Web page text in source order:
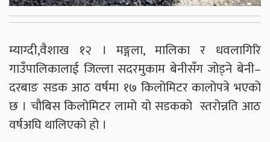
म्याग्दी,वैशाख १२ । मङ्गला, मालिका र धवलागिरि
गाउँपालिकालाई जिल्ला सदरमुकाम बेनीसँग जोड्ने बेनी–
दरबाङ सडक आठ वर्षमा १७ किलोमिटर कालोपत्रे भएको
छ । चौबिस किलोमिटर लामो यो सडकको स्तरोन्नति आठ
वर्षअघि थालिएको हो ।